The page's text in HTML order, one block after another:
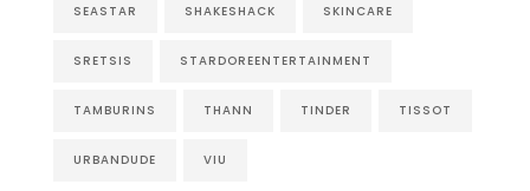
SEASTAR SHAKESHACK SKINCARE
SRETSIS STARDOREENTERTAINMENT
TAMBURINS THANN TINDER TISSOT
URBANDUDE VIU